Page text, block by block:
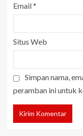
Email*
Situs Web
Simpan nama,
peramban ini untuk